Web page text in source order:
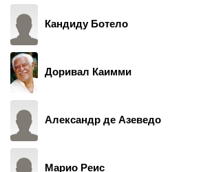
Кандиду Ботело
Доривал Каимми
Александр де Азеведо
Марио Реис